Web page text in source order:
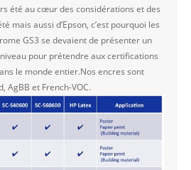
été au cœur des considérations et des
mais aussi d’Epson, c’est pourquoi les
GS3 se devaient de présenter un
pour prétendre aux certifications
le monde entier.Nos encres sont
AgBB et French-VOC.